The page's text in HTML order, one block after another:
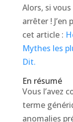
Alors, si
arrêter !
cet article :
Mythes les
Dit.
En résumé
Vous l’avez
terme
anomalies